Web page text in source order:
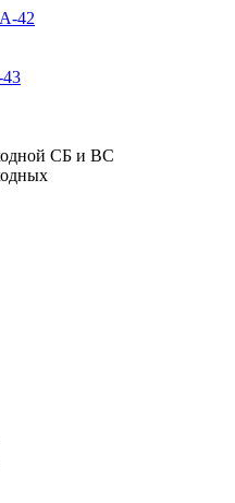
43
СБ и ВС